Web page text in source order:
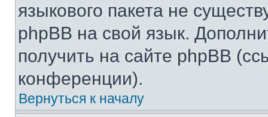
языкового пакета не
phpBB на свой язык.
получить на сайте phpBB
конференции).
Вернуться к началу